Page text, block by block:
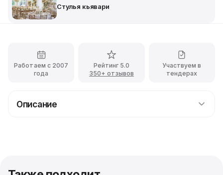
Стулья кьявари
Работаем с 2007
года
Рейтинг 5.0
350+ отзывов
Участвуем в
тендерах
Описание